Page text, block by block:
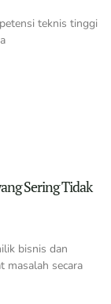
teknis tinggi
Sering Tidak
bisnis dan
masalah secara